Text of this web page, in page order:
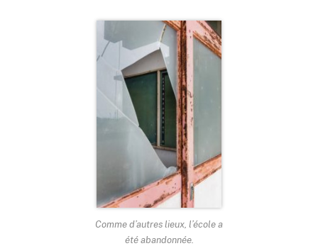
Comme d’autres lieux, l’école a
été abandonnée.